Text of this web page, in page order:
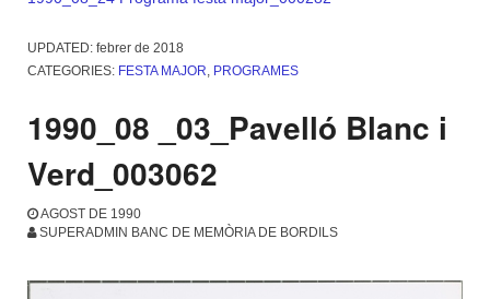
UPDATED: febrer de 2018
CATEGORIES: FESTA MAJOR PROGRAMES
1990_08 _03_Pavelló Blanc i
Verd_003062
AGOST DE 1990
SUPERADMIN BANC DE MEMÒRIA DE BORDILS